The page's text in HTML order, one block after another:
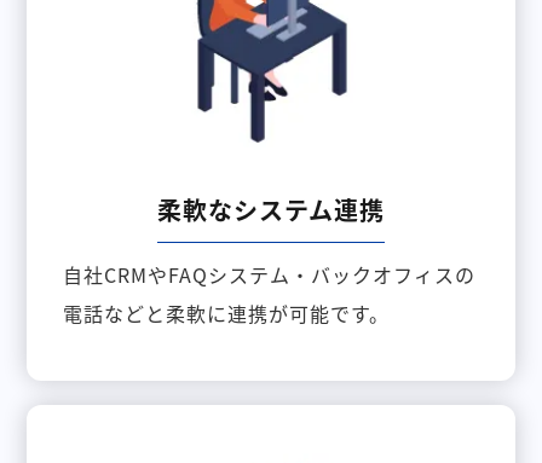
柔軟なシステム連携
自社CRMやFAQシステム・バックオフィスの
電話などと柔軟に連携が可能です。